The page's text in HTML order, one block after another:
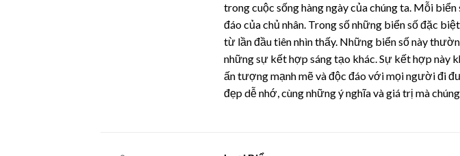
trong cuộc sống hàng ngày của chúng ta. Mỗi
đáo của chủ nhân. Trong số những biển số đặc
từ lần đầu tiên nhìn thấy. Những biển số này
những sự kết hợp sáng tạo khác. Sự kết hợp này
ấn tượng mạnh mẽ và độc đáo với mọi người đi
đẹp dễ nhớ, cùng những ý nghĩa và giá trị mà